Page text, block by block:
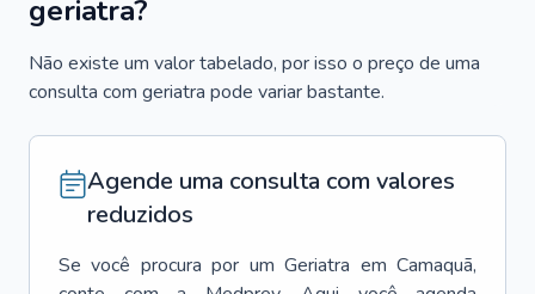
geriatra?
Não existe um valor tabelado, por isso o preço de uma
consulta com geriatra pode variar bastante.
Agende uma consulta com valores
reduzidos
Se você procura por um Geriatra em Camaquã,